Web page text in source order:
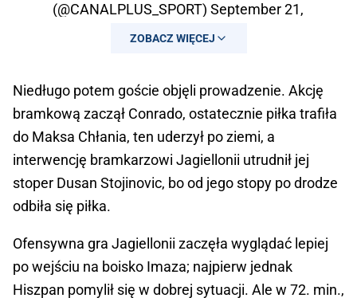
(@CANALPLUS_SPORT) September 21,
ZOBACZ WIĘCEJ
Niedługo potem goście objęli prowadzenie. Akcję
bramkową zaczął Conrado, ostatecznie piłka trafiła
do Maksa Chłania, ten uderzył po ziemi, a
interwencję bramkarzowi Jagiellonii utrudnił jej
stoper Dusan Stojinovic, bo od jego stopy po drodze
odbiła się piłka.
Ofensywna gra Jagiellonii zaczęła wyglądać lepiej
po wejściu na boisko Imaza; najpierw jednak
Hiszpan pomylił się w dobrej sytuacji. Ale w 72. min.,